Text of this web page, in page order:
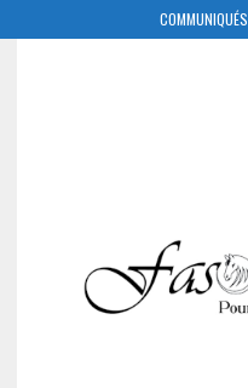
COMMUNIQUÉS